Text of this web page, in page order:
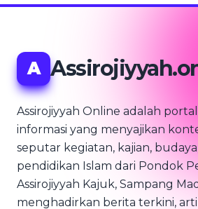
A
Assirojiyyah Online adalah
informasi yang menyajikan
seputar kegiatan, kajian,
pendidikan Islam dari Pondok
Assirojiyyah Kajuk, Sampang
menghadirkan berita terkini,